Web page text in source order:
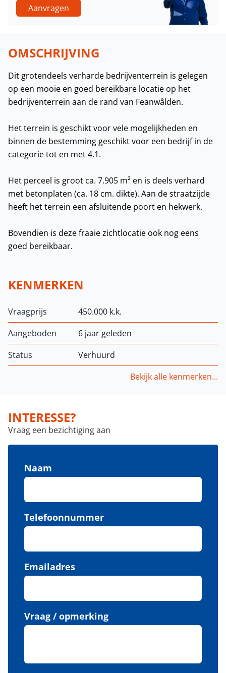
Aanvragen
OMSCHRIJVING
Dit grotendeels verharde bedrijventerrein is gelegen
op een mooie en goed bereikbare locatie op het
bedrijventerrein aan de rand van Feanwâlden.
Het terrein is geschikt voor vele mogelijkheden en
binnen de bestemming geschikt voor een bedrijf in de
categorie tot en met 4.1.
Het perceel is groot ca. 7.905 m² en is deels verhard
met betonplaten (ca. 18 cm. dikte). Aan de straatzijde
heeft het terrein een afsluitende poort en hekwerk.
Bovendien is deze fraaie zichtlocatie ook nog eens
goed bereikbaar.
KENMERKEN
Vraagprijs
450.000 k.k.
Aangeboden
6 jaar geleden
Status
Verhuurd
Bekijk alle kenmerken...
INTERESSE?
Vraag een bezichtiging aan
Naam
Telefoonnummer
Emailadres
Vraag / opmerking